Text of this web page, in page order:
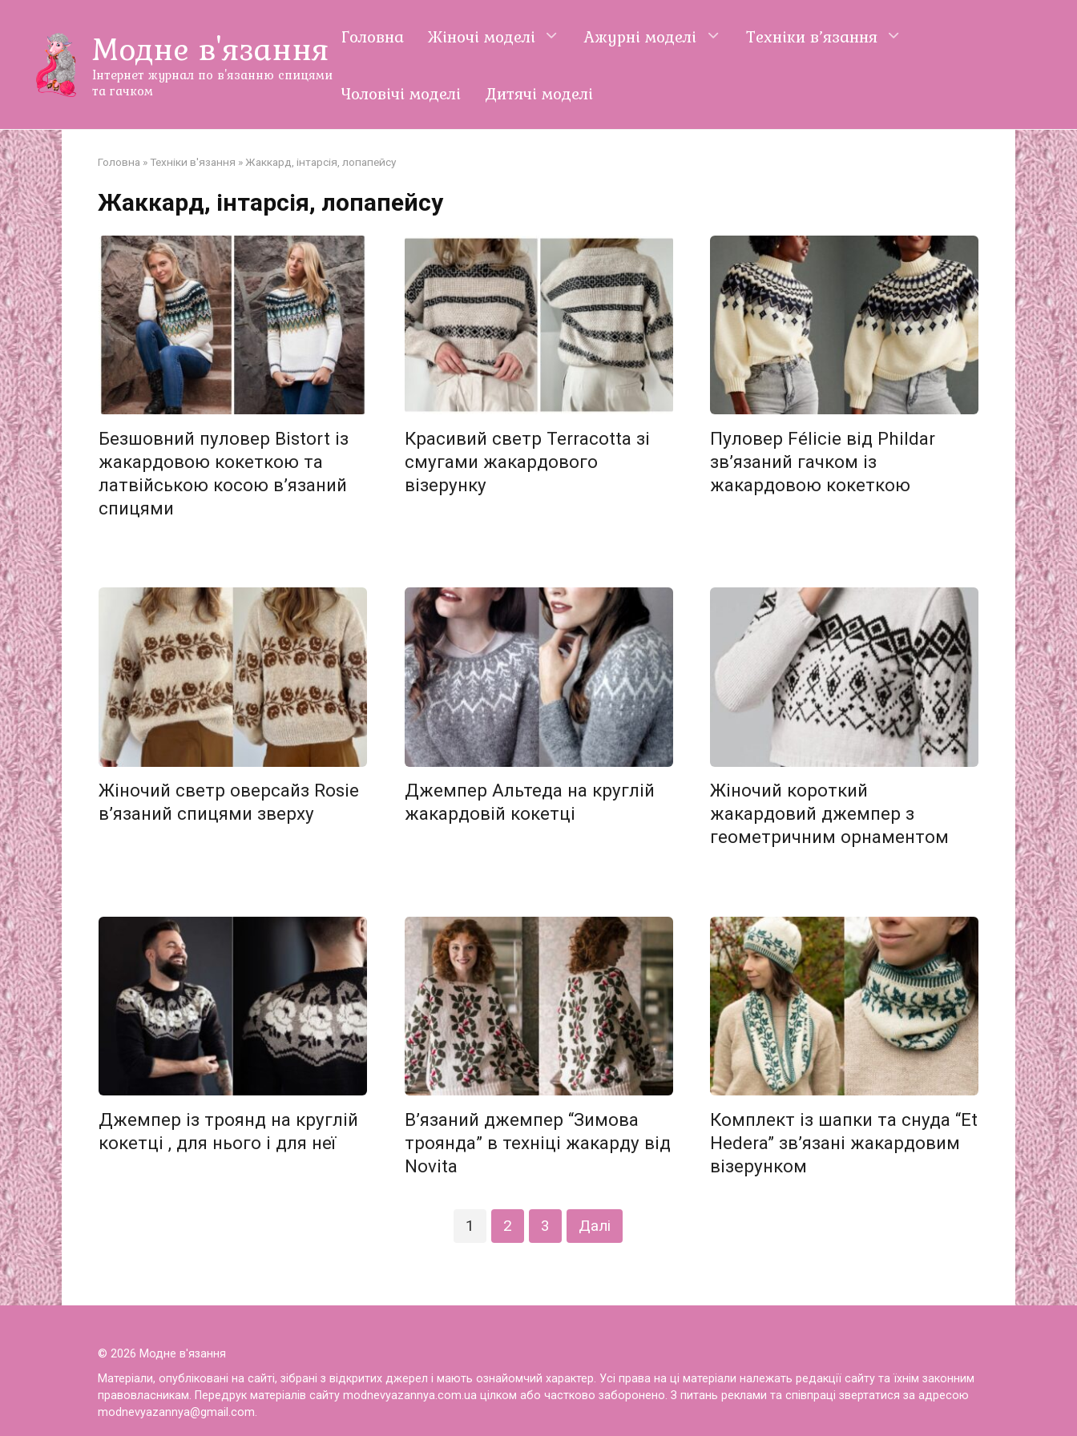
Модне в'язання
Інтернет журнал по в'язанню спицями
та гачком
Головна Жіночі моделі Ажурні моделі Техніки в’язання
Чоловічі моделі Дитячі моделі
Головна »Техніки в'язання » Жаккард, інтарсія, лопапейсу
Жаккард, інтарсія, лопапейсу
Безшовний пуловер Bistort із
жакардовою кокеткою та
латвійською косою в’язаний
спицями
Красивий светр Terracotta зі
смугами жакардового
візерунку
Пуловер Félicie від Phildar
зв’язаний гачком із
жакардовою кокеткою
Жіночий светр оверсайз Rosie
в’язаний спицями зверху
Джемпер Альтеда на круглій
жакардовій кокетці
Жіночий короткий
жакардовий джемпер з
геометричним орнаментом
Джемпер із троянд на круглій
кокетці , для нього і для неї
В’язаний джемпер “Зимова
троянда” в техніці жакарду від
Novita
Комплект із шапки та снуда “Et
Hedera” зв’язані жакардовим
візерунком
1 2 3 Далі
© 2026 Модне в'язання
Матеріали, опубліковані на сайті, зібрані з відкритих джерел і мають ознайомчий характер. Усі права на ці матеріали належать редакції сайту та їхнім законним
правовласникам. Передрук матеріалів сайту modnevyazannya.com.ua цілком або частково заборонено. З питань реклами та співпраці звертатися за адресою
modnevyazannya@gmail.com.